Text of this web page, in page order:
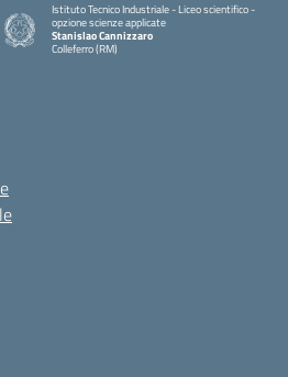
Istituto Tecnico Industriale - Liceo scientifico -
opzione scienze applicate
Stanislao Cannizzaro
Colleferro (RM)